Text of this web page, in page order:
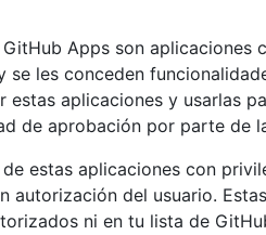
GitHub Apps son aplicaciones
se les conceden
estas aplicaciones y usarlas
de aprobación por parte de
de estas aplicaciones con
autorización del usuario.
ni en tu lista de